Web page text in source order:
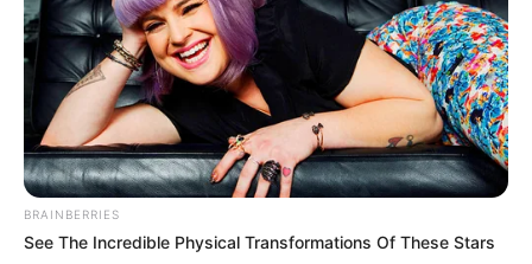
BRAINBERRIES
See The Incredible Physical Transformations Of These Stars